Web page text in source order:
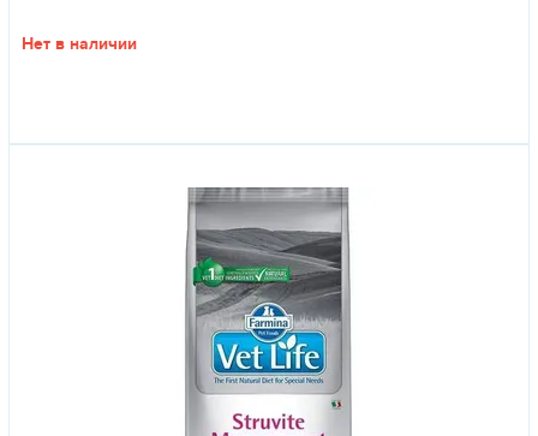
Нет в наличии